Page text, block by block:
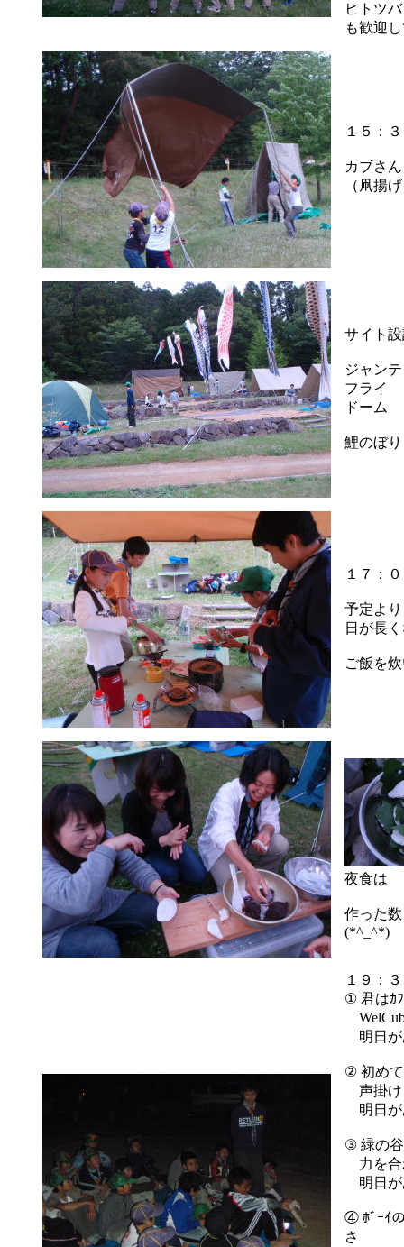
ヒトツ
も歓迎
１５：
カブさ
（凧揚
サイト
ジャン
フライ
ドーム
鯉のぼり
１７：
予定よ
日が長
ご飯を
夜食は
作った
(*^_^*)
１９：
① 君はｶ
明日が
② 初め
声掛け
明日が
③ 緑の
力を合
明日が
④ ﾎﾞｰｲ
さ